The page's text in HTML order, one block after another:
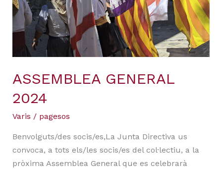
ASSEMBLEA GENERAL
2024
Varis / pagesos
Benvolguts/des socis/es,La Junta Directiva us
convoca, a tots els/les socis/es del col·lectiu, a la
pròxima Assemblea General que es celebrarà